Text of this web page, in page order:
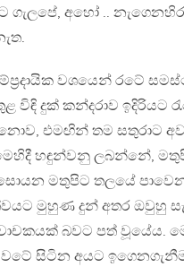
ගැලපේ, අහෝ ..
වශයෙන් රටේ
විඳි දුක් කන්දරාව ඉදිරියට
නොව, එමඟින් තම සතුරාට
හඳුන්වනු ලබන්නේ,
මතුපිට තලයේ
මුහුණ දුන් අතර ඔවුහු
බවට පත් වූයේය.
සිටින අයට